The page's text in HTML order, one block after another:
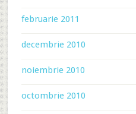
februarie 2011
decembrie 2010
noiembrie 2010
octombrie 2010